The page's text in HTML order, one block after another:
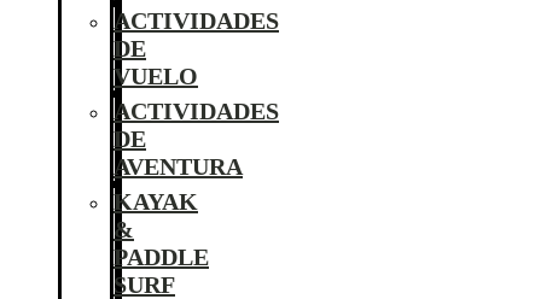
ACTIVIDADES
DE
VUELO
ACTIVIDADES
DE
AVENTURA
KAYAK
&
PADDLE
SURF